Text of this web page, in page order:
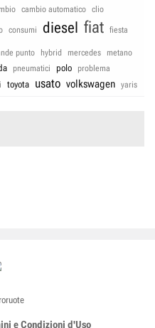
cambio automatico clio
consumi diesel fiat fiesta
punto hybrid mercedes
metano
pneumatici polo
problema
toyota usato volkswagen yaris
e Condizioni d'Uso